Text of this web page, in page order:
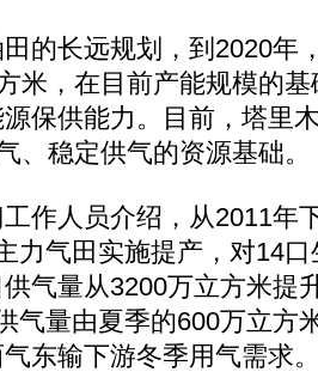
长远规划，到2020年
米，在目前产能规模的
保供能力。目前，塔里
、稳定供气的资源基础。
人员介绍，从2011年
力气田实施提产，对14
气量从3200万立方米提
气量由夏季的600万立方
东输下游冬季用气需求